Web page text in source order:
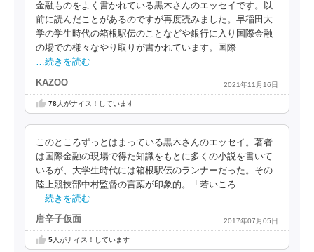
金融ものをよく書かれている黒木さんのエッセイです。以
前に読んだことがあるのですが再度読みました。早稲田大
学の学生時代の箱根駅伝のことなどや銀行に入り国際金融
の場での様々なやり取りが書かれています。国際
…続きを読む
KAZOO 2021年11月16日
78人がナイス！しています
このところずっとはまっている黒木さんのエッセイ。著者
は国際金融の現場で得た知識をもとに多くの小説を書いて
いるが、大学生時代には箱根駅伝のランナーだった。その
陸上競技部中村監督の言葉が印象的。「若いころ
…続きを読む
唐辛子仮面 2017年07月05日
5人がナイス！しています